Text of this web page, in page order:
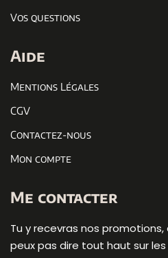
Vos questions
Aide
Mentions Légales
CGV
Contactez-nous
Mon compte
Me contacter
Tu y recevras nos
peux pas dire tout haut sur les